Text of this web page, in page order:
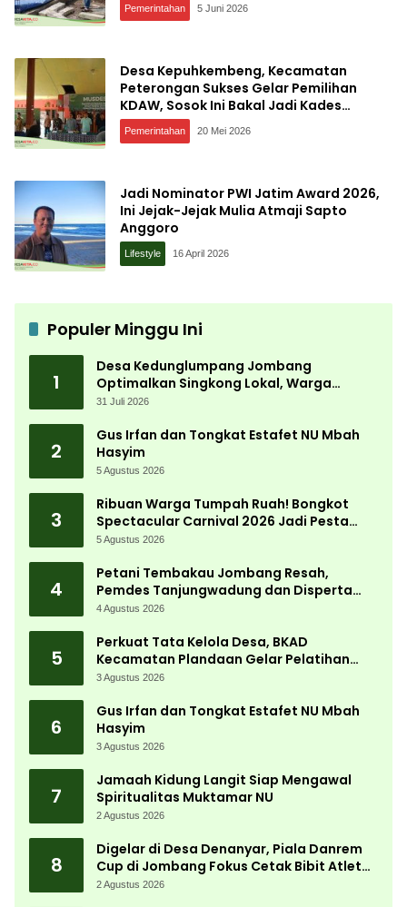
Pemerintahan 5 Juni 2026
Desa Kepuhkembeng, Kecamatan
Peterongan Sukses Gelar Pemilihan
KDAW, Sosok Ini Bakal Jadi Kades
Definitif
Pemerintahan 20 Mei 2026
Jadi Nominator PWI Jatim Award 2026,
Ini Jejak-Jejak Mulia Atmaji Sapto
Anggoro
Lifestyle 16 April 2026
Populer Minggu Ini
1
Desa Kedunglumpang Jombang
Optimalkan Singkong Lokal, Warga
Diajari Produksi Tepung Mocaf
31 Juli 2026
2
Gus Irfan dan Tongkat Estafet NU Mbah
Hasyim
5 Agustus 2026
3
Ribuan Warga Tumpah Ruah! Bongkot
Spectacular Carnival 2026 Jadi Pesta
Kemerdekaan Terbesar di Peterongan
5 Agustus 2026
4
Petani Tembakau Jombang Resah,
Pemdes Tanjungwadung dan Disperta
Bergerak Cepat
4 Agustus 2026
5
Perkuat Tata Kelola Desa, BKAD
Kecamatan Plandaan Gelar Pelatihan
Aparatur Pemdes
3 Agustus 2026
6
Gus Irfan dan Tongkat Estafet NU Mbah
Hasyim
3 Agustus 2026
7
Jamaah Kidung Langit Siap Mengawal
Spiritualitas Muktamar NU
2 Agustus 2026
8
Digelar di Desa Denanyar, Piala Danrem
Cup di Jombang Fokus Cetak Bibit Atlet
Menembak Berprestasi
2 Agustus 2026